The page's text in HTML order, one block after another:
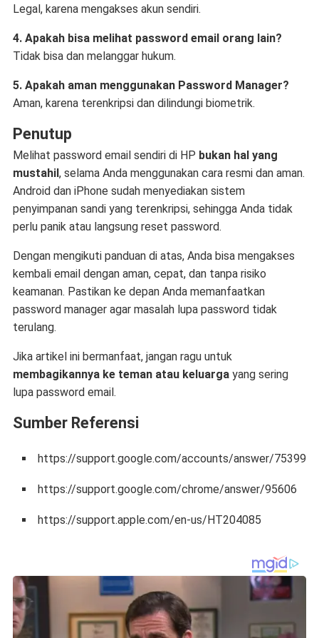
Legal, karena mengakses akun sendiri.
4. Apakah bisa melihat password email orang lain?
Tidak bisa dan melanggar hukum.
5. Apakah aman menggunakan Password Manager?
Aman, karena terenkripsi dan dilindungi biometrik.
Penutup
Melihat password email sendiri di HP bukan hal yang
mustahil, selama Anda menggunakan cara resmi dan aman.
Android dan iPhone sudah menyediakan sistem
penyimpanan sandi yang terenkripsi, sehingga Anda tidak
perlu panik atau langsung reset password.
Dengan mengikuti panduan di atas, Anda bisa mengakses
kembali email dengan aman, cepat, dan tanpa risiko
keamanan. Pastikan ke depan Anda memanfaatkan
password manager agar masalah lupa password tidak
terulang.
Jika artikel ini bermanfaat, jangan ragu untuk
membagikannya ke teman atau keluargayang sering
lupa password email.
Sumber Referensi
https://support.google.com/accounts/answer/7539956
https://support.google.com/chrome/answer/95606
https://support.apple.com/en-us/HT204085